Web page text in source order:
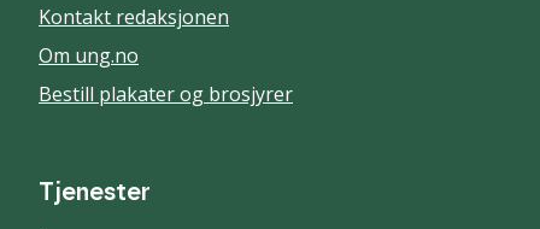
Kontakt redaksjonen
Om ung.no
Bestill plakater og brosjyrer
Tjenester